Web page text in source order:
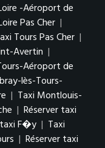
-Aéroport de
Pas Cher |
Tours Pas Cher |
Avertin |
Aéroport de
lès-Tours-
| Taxi Montlouis-
| Réserver taxi
F�y | Taxi
| Réserver taxi